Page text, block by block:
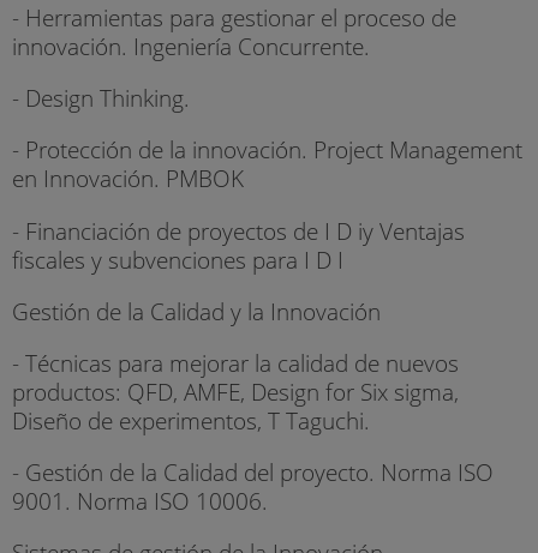
- Herramientas para gestionar el proceso de
innovación. Ingeniería Concurrente.
- Design Thinking.
- Protección de la innovación. Project Management
en Innovación. PMBOK
- Financiación de proyectos de I D iy Ventajas
fiscales y subvenciones para I D I
Gestión de la Calidad y la Innovación
- Técnicas para mejorar la calidad de nuevos
productos: QFD, AMFE, Design for Six sigma,
Diseño de experimentos, T Taguchi.
- Gestión de la Calidad del proyecto. Norma ISO
9001. Norma ISO 10006.